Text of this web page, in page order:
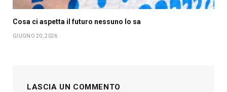
Cosa ci aspetta il futuro nessuno lo sa
GIUGNO 20, 2026
LASCIA UN COMMENTO